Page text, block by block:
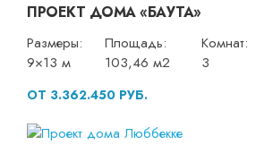
ПРОЕКТ ДОМА «БАУТА»
Размеры:
9×13 м
Площадь:
103,46 м2
Комнат:
3
ОТ 3.362.450 РУБ.